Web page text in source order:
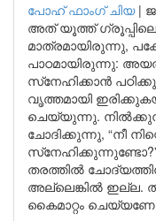
പോഹ് ഫാംഗ് ചിയ|
അത് യൂത്ത്
മാത്രമായിരുന്നു,
പാഠമായിരുന്നു:
സ്‌നേഹിക്കാൻ
വൃത്തമായി
ചെയ്യുന്നു.
ചോദിക്കുന്നു, “നീ
തരത്തിൽ
അല്ലെങ്കിൽ ഇല്ല.
കൈമാറ്റം